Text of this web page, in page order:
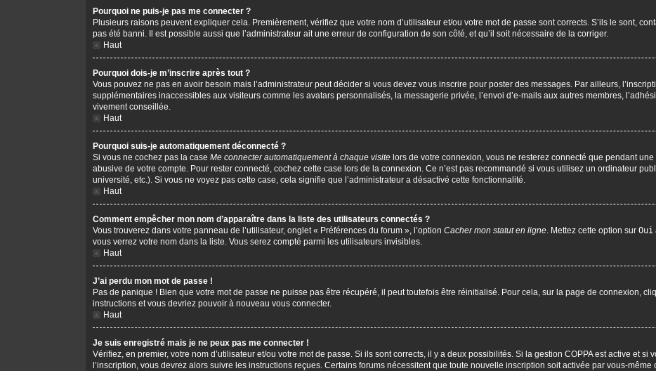
Pourquoi ne puis-je pas me connecter ?
Plusieurs raisons peuvent expliquer cela. Premièrement, vérifiez que votre nom d’utilisateur et/ou votre mot de passe sont corrects. S’ils le sont,
pas été banni. Il est possible aussi que l’administrateur ait une erreur de configuration de son côté, et qu’il soit nécessaire de la corriger.
Haut
Pourquoi dois-je m’inscrire après tout ?
Vous pouvez ne pas en avoir besoin mais l’administrateur peut décider si vous devez vous inscrire pour poster des messages. Par ailleurs,
supplémentaires inaccessibles aux visiteurs comme les avatars personnalisés, la messagerie privée, l’envoi d’e-mails aux autres membres,
vivement conseillée.
Haut
Pourquoi suis-je automatiquement déconnecté ?
Si vous ne cochez pas la case Me connecter automatiquement à chaque visite lors de votre connexion, vous ne resterez connecté que pendant
abusive de votre compte. Pour rester connecté, cochez cette case lors de la connexion. Ce n’est pas recommandé si vous utilisez un ordinateur
université, etc.). Si vous ne voyez pas cette case, cela signifie que l’administrateur a désactivé cette fonctionnalité.
Haut
Comment empêcher mon nom d’apparaître dans la liste des utilisateurs connectés ?
Vous trouverez dans votre panneau de l’utilisateur, onglet « Préférences du forum », l’option Cacher mon statut en ligne. Mettez cette option sur Oui
vous verrez votre nom dans la liste. Vous serez compté parmi les utilisateurs invisibles.
Haut
J’ai perdu mon mot de passe !
Pas de panique ! Bien que votre mot de passe ne puisse pas être récupéré, il peut toutefois être réinitialisé. Pour cela, sur la page de connexion,
instructions et vous devriez pouvoir à nouveau vous connecter.
Haut
Je suis enregistré mais je ne peux pas me connecter !
Vérifiez, en premier, votre nom d’utilisateur et/ou votre mot de passe. Si ils sont corrects, il y a deux possibilités. Si la gestion COPPA est active et
l’inscription, vous devrez alors suivre les instructions reçues. Certains forums nécessitent que toute nouvelle inscription soit activée par vous-